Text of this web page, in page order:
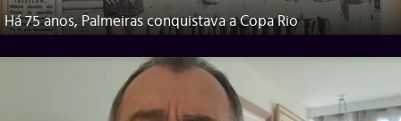
Há 75 anos, Palmeiras conquistava a Copa Rio